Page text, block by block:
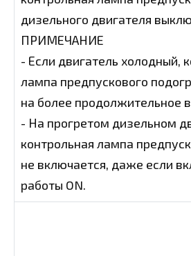
дизельного двигателя
ПРИМЕЧАНИЕ
- Если двигатель холодный,
лампа предпускового
на более продолжительное
- На прогретом дизельном
контрольная лампа
не включается, даже если
работы ON.